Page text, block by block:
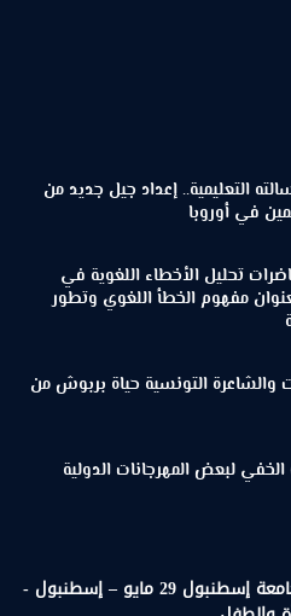
التعليمية.. إعداد جيل جديد من
في أوروبا
تحليل الأخطاء اللغوية في
مفهوم الخطأ اللغوي وتطور
والشاعرة التونسية حياة بربوش من
لبعض المهرجانات الدولية
زيارة علمية إلى جامعة مرمرة وجامعة إسطنبول 29 مايو – إسطنبول -